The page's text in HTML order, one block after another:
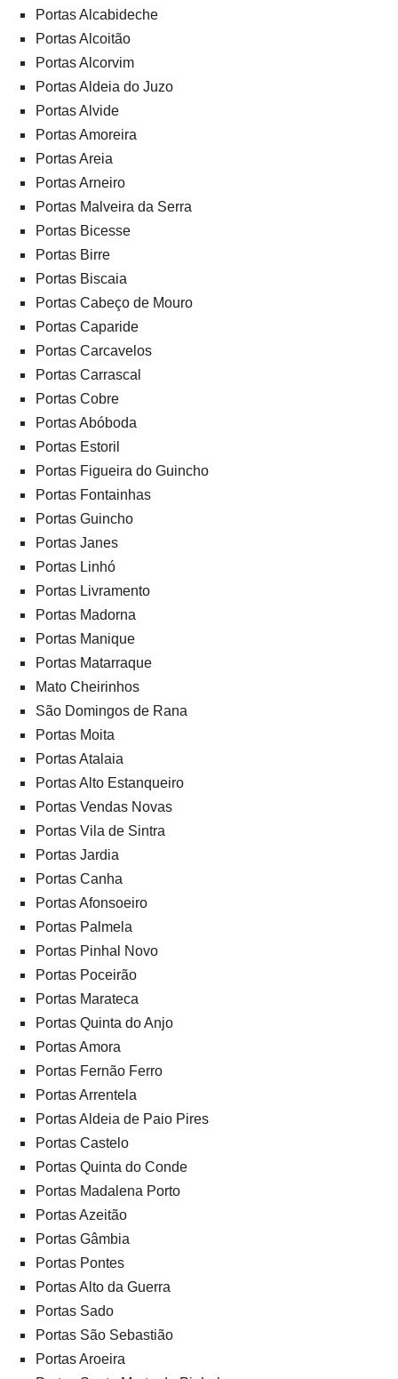
Portas Alcabideche
Portas Alcoitão
Portas Alcorvim
Portas Aldeia do Juzo
Portas Alvide
Portas Amoreira
Portas Areia
Portas Arneiro
Portas Malveira da Serra
Portas Bicesse
Portas Birre
Portas Biscaia
Portas Cabeço de Mouro
Portas Caparide
Portas Carcavelos
Portas Carrascal
Portas Cobre
Portas Abóboda
Portas Estoril
Portas Figueira do Guincho
Portas Fontainhas
Portas Guincho
Portas Janes
Portas Linhó
Portas Livramento
Portas Madorna
Portas Manique
Portas Matarraque
Mato Cheirinhos
São Domingos de Rana
Portas Moita
Portas Atalaia
Portas Alto Estanqueiro
Portas Vendas Novas
Portas Vila de Sintra
Portas Jardia
Portas Canha
Portas Afonsoeiro
Portas Palmela
Portas Pinhal Novo
Portas Poceirão
Portas Marateca
Portas Quinta do Anjo
Portas Amora
Portas Fernão Ferro
Portas Arrentela
Portas Aldeia de Paio Pires
Portas Castelo
Portas Quinta do Conde
Portas Madalena Porto
Portas Azeitão
Portas Gâmbia
Portas Pontes
Portas Alto da Guerra
Portas Sado
Portas São Sebastião
Portas Aroeira